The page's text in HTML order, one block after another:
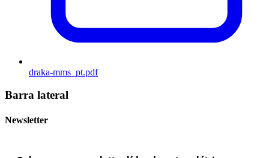
draka-mms_pt.pdf
Barra lateral
Newsletter